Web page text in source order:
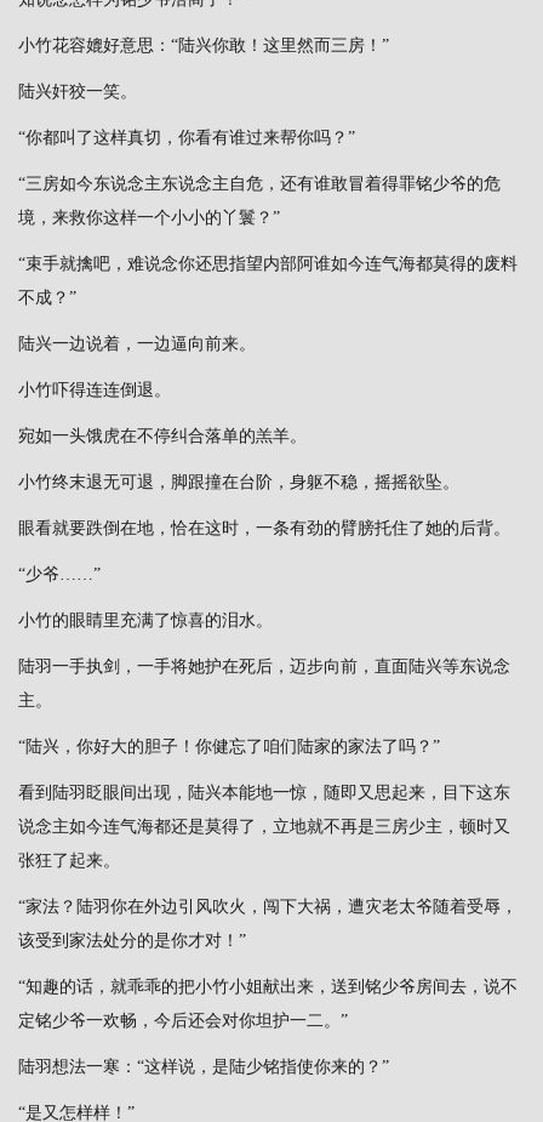
小竹花容媲好意思：“陆兴你敢！这里然而三房！”
陆兴奸狡一笑。
“你都叫了这样真切，你看有谁过来帮你吗？”
“三房如今东说念主东说念主自危，还有谁敢冒着得罪铭少爷的危
境，来救你这样一个小小的丫鬟？”
“束手就擒吧，难说念你还思指望内部阿谁如今连气海都莫得的废料
不成？”
陆兴一边说着，一边逼向前来。
小竹吓得连连倒退。
宛如一头饿虎在不停纠合落单的羔羊。
小竹终末退无可退，脚跟撞在台阶，身躯不稳，摇摇欲坠。
眼看就要跌倒在地，恰在这时，一条有劲的臂膀托住了她的后背。
“少爷……”
小竹的眼睛里充满了惊喜的泪水。
陆羽一手执剑，一手将她护在死后，迈步向前，直面陆兴等东说念
主。
“陆兴，你好大的胆子！你健忘了咱们陆家的家法了吗？”
看到陆羽眨眼间出现，陆兴本能地一惊，随即又思起来，目下这东
说念主如今连气海都还是莫得了，立地就不再是三房少主，顿时又
张狂了起来。
“家法？陆羽你在外边引风吹火，闯下大祸，遭灾老太爷随着受辱，
该受到家法处分的是你才对！”
“知趣的话，就乖乖的把小竹小姐献出来，送到铭少爷房间去，说不
定铭少爷一欢畅，今后还会对你坦护一二。”
陆羽想法一寒：“这样说，是陆少铭指使你来的？”
“是又怎样样！”